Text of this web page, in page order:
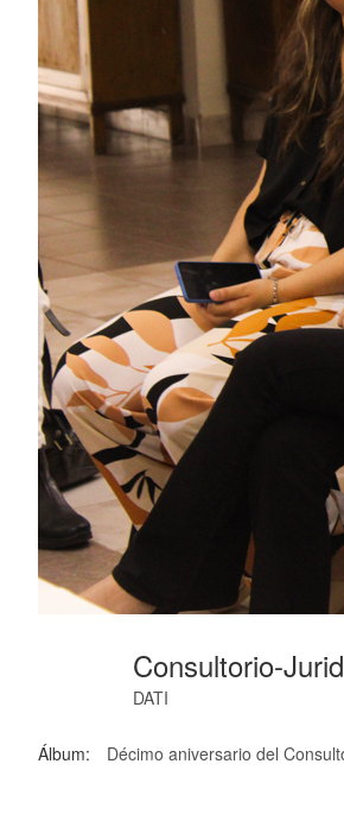
Consultorio-
DATI
Álbum: Décimo aniversario del